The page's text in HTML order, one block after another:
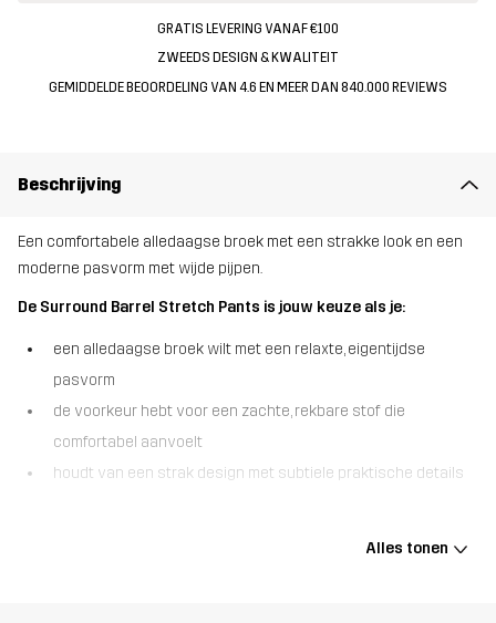
GRATIS LEVERING VANAF €100
ZWEEDS DESIGN & KWALITEIT
GEMIDDELDE BEOORDELING VAN 4.6 EN MEER DAN 840.000 REVIEWS
Beschrijving
Een comfortabele alledaagse broek met een strakke look en een
moderne pasvorm met wijde pijpen.
De Surround Barrel Stretch Pants is jouw keuze als je:
een alledaagse broek wilt met een relaxte, eigentijdse
pasvorm
de voorkeur hebt voor een zachte, rekbare stof die
comfortabel aanvoelt
houdt van een strak design met subtiele praktische details
leven, met een combinatie van comfort en een uniek ontwerp. De
Alles tonen